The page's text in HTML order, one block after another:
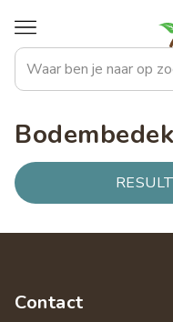
en
naar
gaan
Hoofdnavigatie
Contact